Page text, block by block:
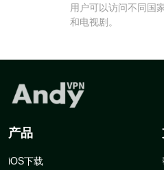
用户可以访问不同国
和电视剧。
产品
iOS下载